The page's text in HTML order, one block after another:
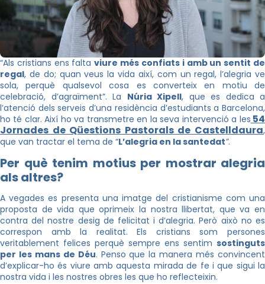
“Als cristians ens faltaviure més confiats i amb un sentit de
regal, de do; quan veus la vida així, com un regal, l’alegria ve
sola, perquè qualsevol cosa es converteix en motiu de
celebració, d’agraïment”. La Núria Xipell, que es dedica a
l’atenció dels serveis d’una residència d’estudiants a Barcelona,
ho té clar. Així ho va transmetre en la seva intervenció a les 54
Jornades de Qüestions Pastorals de Castelldaura,
que van tractar el tema de “L’alegria en la santedat”.
Per què tenim motius per mostrar alegria
als altres?
A vegades es presenta una imatge del cristianisme com una
proposta de vida que oprimeix la nostra llibertat, que va en
contra del nostre desig de felicitat i d’alegria. Però això no es
correspon amb la realitat. Els cristians som persones
veritablement felices perquè sempre ens sentim sostinguts
per les mans de Déu. Penso que la manera més convincent
d’explicar-ho és viure amb aquesta mirada de fe i que sigui la
nostra vida i les nostres obres les que ho reflecteixin.